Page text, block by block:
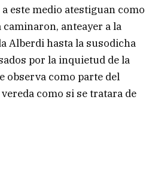
este medio atestiguan como
caminaron, anteayer a la
Alberdi hasta la susodicha
por la inquietud de la
observa como parte del
como si se tratara de